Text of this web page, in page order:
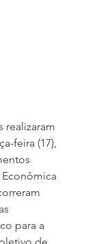
realizaram
feira (17),
para a